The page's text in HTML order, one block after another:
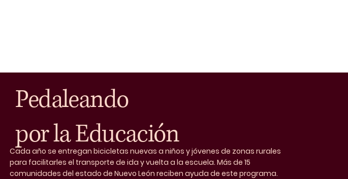
Pedaleando
por la Educación
Cada año se entregan bicicletas nuevas a niños y jóvenes de zonas rurales
para facilitarles el transporte de ida y vuelta a la escuela. Más de 15
comunidades del estado de Nuevo León reciben ayuda de este programa.